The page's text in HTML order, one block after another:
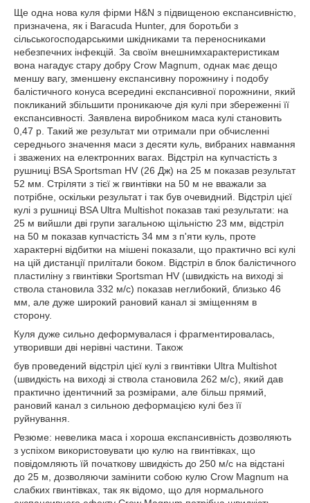
Ще одна нова куля фірми H&N з підвищеною експансивністю,
призначена, як і Baracuda Hunter, для боротьби з
сільськогосподарськими шкідниками та переносниками
небезпечних інфекцій. За своїм внешнимхарактеристикам
вона нагадує стару добру Crow Magnum, однак має дещо
меншу вагу, зменшену експансивну порожнину і подобу
балістичного конуса всередині експансивної порожнини, який
покликаний збільшити проникаюче дія кулі при збереженні її
експансивності. Заявлена виробником маса кулі становить
0,47 р. Такий же результат ми отримали при обчисленні
середнього значення маси з десяти куль, вибраних навмання
і зважених на електронних вагах. Відстріл на купчастість з
рушниці BSA Sportsman HV (26 Дж) на 25 м показав результат
52 мм. Стріляти з тієї ж гвинтівки на 50 м не вважали за
потрібне, оскільки результат і так був очевидний. Відстріл цієї
кулі з рушниці BSA Ultra Multishot показав такі результати: на
25 м вийшли дві групи загальною щільністю 23 мм, відстріл
на 50 м показав купчастість 34 мм з п'яти куль, проте
характерні відбитки на мішені показали, що практично всі кулі
на цій дистанції прилітали боком. Відстріл в блок балістичного
пластиліну з гвинтівки Sportsman HV (швидкість на виході зі
ствола становила 332 м/с) показав неглибокий, близько 46
мм, але дуже широкий рановий канал зі зміщенням в
сторону.
Куля дуже сильно деформувалася і фрагментировалась,
утворивши дві нерівні частини. Також
був проведений відстріл цієї кулі з гвинтівки Ultra Multishot
(швидкість на виході зі ствола становила 262 м/с), який дав
практично ідентичний за розмірами, але більш прямий,
рановий канал з сильною деформацією кулі без її
руйнування.
Резюме: невелика маса і хороша експансивність дозволяють
з успіхом використовувати цю кулю на гвинтівках, що
повідомляють їй початкову швидкість до 250 м/с на відстані
до 25 м, дозволяючи замінити собою кулю Crow Magnum на
слабких гвинтівках, так як відомо, що для нормального